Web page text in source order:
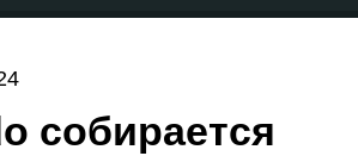
собирается